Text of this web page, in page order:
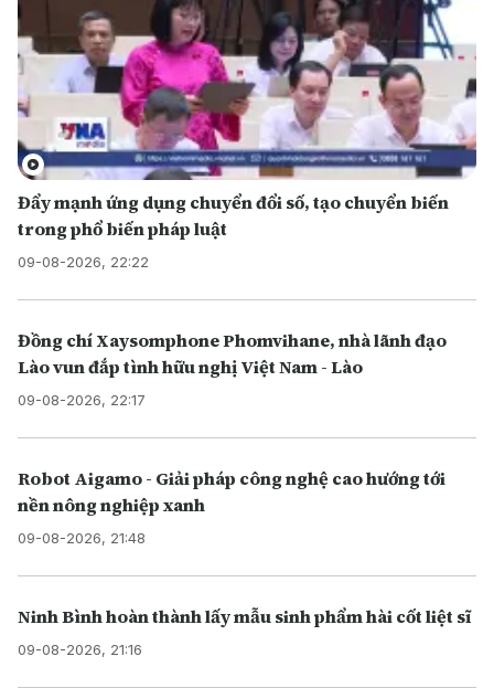
Đẩy mạnh ứng dụng chuyển đổi số, tạo chuyển biến
trong phổ biến pháp luật
09-08-2026, 22:22
Đồng chí Xaysomphone Phomvihane, nhà lãnh đạo
Lào vun đắp tình hữu nghị Việt Nam - Lào
09-08-2026, 22:17
Robot Aigamo - Giải pháp công nghệ cao hướng tới
nền nông nghiệp xanh
09-08-2026, 21:48
Ninh Bình hoàn thành lấy mẫu sinh phẩm hài cốt liệt sĩ
09-08-2026, 21:16